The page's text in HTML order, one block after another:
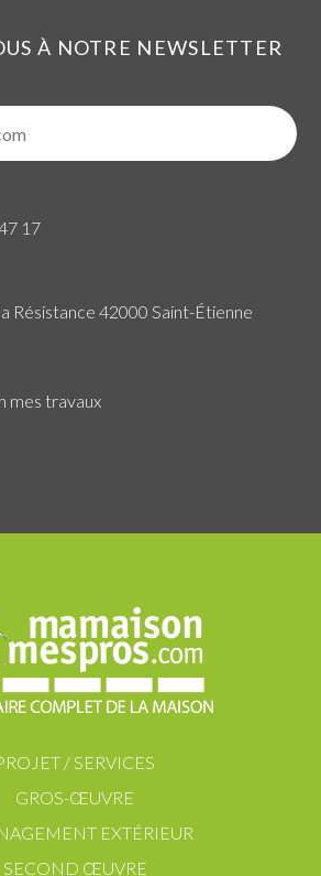
À NOTRE NEWSLETTER
17
Résistance 42000 Saint-Étienne
mes travaux
/ SERVICES
GROS-ŒUVRE
EXTÉRIEUR
SECOND ŒUVRE